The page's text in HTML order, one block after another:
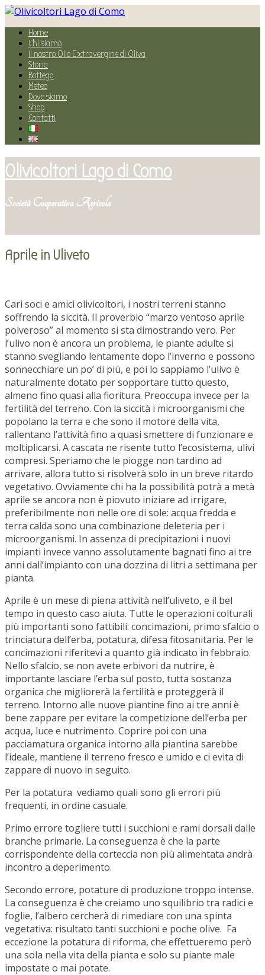
Home
Chi siamo
Il nostro Olio Extravergine di Oliva
Storia
Bottega
Meteo
Dove siamo
Shop
Contatti
Olivicoltori Lago di Como
Società Cooperativa Agricola
Aprile in Uliveto
Cari soci e amici olivicoltori, i nostri terreni stanno
soffrendo la siccità. Il proverbio “marzo ventoso aprile
polveroso” al momento si sta dimostrando vero. Per
l’ulivo non è ancora un problema, le piante adulte si
stanno svegliando lentamente dopo l’inverno e possono
sonnecchiare un po’ di più, e poi lo sappiamo l’ulivo è
naturalmente dotato per sopportare tutto questo,
almeno fino quasi alla fioritura. Preoccupa invece per la
fertilità del terreno. Con la siccità i microorganismi che
popolano la terra e che sono il motore della vita,
rallentano l’attività fino a quasi smettere di funzionare e
moltiplicarsi. A cascata ne risente tutto l’ecosistema, ulivi
compresi. Speriamo che le piogge non tardino ad
arrivare, allora tutto si risolverà solo in un breve ritardo
vegetativo. Ovviamente chi ha la possibilità potrà a metà
aprile se ancora non è piovuto iniziare ad irrigare,
preferibilmente non nelle ore di sole: acqua fredda e
terra calda sono una combinazione deleteria per i
microorganismi. In assenza di precipitazioni i nuovi
impianti invece vanno assolutamente bagnati fino ai tre
anni dall’impianto con una dozzina di litri a settimana per
pianta.
Aprile è un mese di piena attività nell’uliveto, e il bel
tempo in questo caso aiuta. Tutte le operazioni colturali
più importanti sono fattibili: concimazioni, primo sfalcio o
trinciatura dell’erba, potatura, difesa fitosanitaria. Per le
concimazioni riferitevi a quanto già indicato in febbraio.
Nello sfalcio, se non avete erbivori da nutrire, è
importante lasciare l’erba sul posto, tutta sostanza
organica che migliorerà la fertilità e proteggerà il
terreno. Intorno alle nuove piantine fino ai tre anni è
bene zappare per evitare la competizione dell’erba per
acqua, luce e nutrimento. Coprire poi con una
pacciamatura organica intorno alla piantina sarebbe
l’ideale, mantiene il terreno fresco e umido e ci evita di
zappare di nuovo in seguito.
Per la potatura vediamo quali sono gli errori più
frequenti, in ordine casuale.
Primo errore togliere tutti i succhioni e rami dorsali dalle
branche primarie. La conseguenza è che la parte
corrispondente della corteccia non più alimentata andrà
incontro a deperimento.
Secondo errore, potature di produzione troppo intense.
La conseguenza è che creiamo uno squilibrio tra radici e
foglie, l’albero cercherà di rimediare con una spinta
vegetativa: risultato tanti succhioni e poche olive. Fa
eccezione la potatura di riforma, che effettueremo però
una sola nella vita della pianta e solo su piante male
impostate o mai potate.